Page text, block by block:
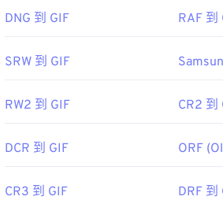
target="_blank">NXT Pro
DNG 到 GIF RAF 到
SRW 到 GIF
RW2 到 GIF CR2 到
DCR 到 GIF ORF
CR3 到 GIF DRF 到